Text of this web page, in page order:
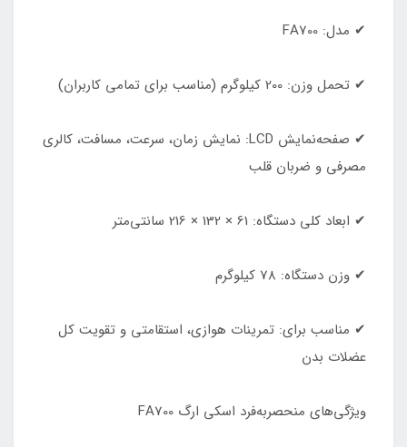
✔ مدل: FA700
✔ تحمل وزن: 200 کیلوگرم (مناسب برای تمامی کاربران)
✔ صفحه‌نمایش LCD: نمایش زمان، سرعت، مسافت، کالری
مصرفی و ضربان قلب
✔ ابعاد کلی دستگاه: 61 × 132 × 216 سانتی‌متر
✔ وزن دستگاه: 78 کیلوگرم
✔ مناسب برای: تمرینات هوازی، استقامتی و تقویت کل
عضلات بدن
ویژگی‌های منحصربه‌فرد اسکی ارگ FA700